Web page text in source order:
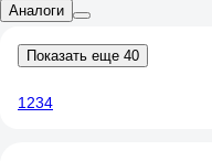
Аналоги
Показать еще 40
1 234